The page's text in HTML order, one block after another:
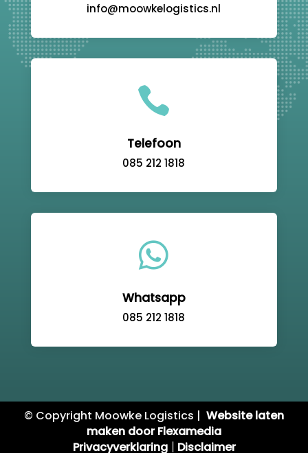
info@moowkelogistics.nl

Telefoon
085 212 1818

Whatsapp
085 212 1818
© Copyright Moowke Logistics | Website laten
maken door Flexamedia
Privacyverklaring| Disclaimer